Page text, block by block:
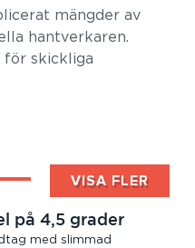
mängder av
hantverkaren.
för skickliga
VISA FLER
på 4,5 grader
med slimmad